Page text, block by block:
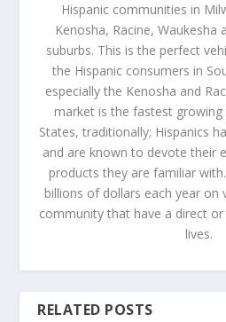
Hispanic communities in
Kenosha, Racine, Waukesha
suburbs. This is the perfect
the Hispanic consumers in
especially the Kenosha and
market is the fastest
States, traditionally; Hispanics
and are known to devote their
products they are familiar
billions of dollars each year on
community that have a direct
lives.
RELATED POSTS